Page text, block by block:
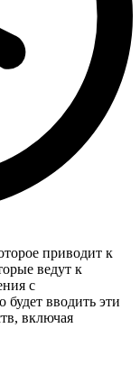
приводит к
ведут к
с
будет вводить эти
включая